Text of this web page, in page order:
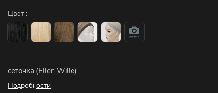
Цвет : —
сеточка (Ellen Wille)
Подробности